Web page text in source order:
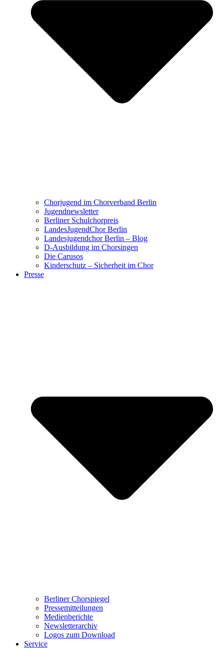
Chorjugend im Chorverband Berlin
Jugendnewsletter
Berliner Schulchorpreis
LandesJugendChor Berlin
Landesjugendchor Berlin – Blog
D-Ausbildung im Chorsingen
Die Carusos
Kinderschutz – Sicherheit im Chor
Presse
Berliner Chorspiegel
Pressemitteilungen
Medienberichte
Newsletterarchiv
Logos zum Download
Service